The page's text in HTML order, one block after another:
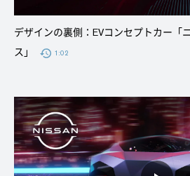
デザインの裏側：EVコンセプトカー「
ス」
1:02